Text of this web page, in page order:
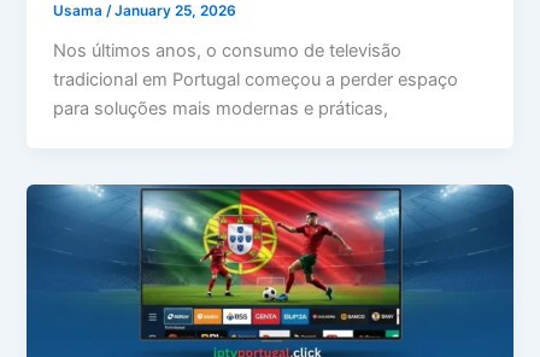
Usama /January 25, 2026
Nos últimos anos, o consumo de televisão
tradicional em Portugal começou a perder espaço
para soluções mais modernas e práticas,